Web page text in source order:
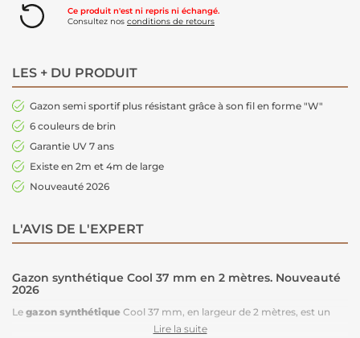
Ce produit n'est ni repris ni échangé.
Consultez nos conditions de retours
LES + DU PRODUIT
Gazon semi sportif plus résistant grâce à son fil en forme "W"
6 couleurs de brin
Garantie UV 7 ans
Existe en 2m et 4m de large
Nouveauté 2026
L'AVIS DE L'EXPERT
Gazon synthétique Cool 37 mm en 2 mètres. Nouveauté
2026
Le gazon synthétique Cool 37 mm, en largeur de 2 mètres, est un
offrant une résistance supérieure à celle
Lire la suite